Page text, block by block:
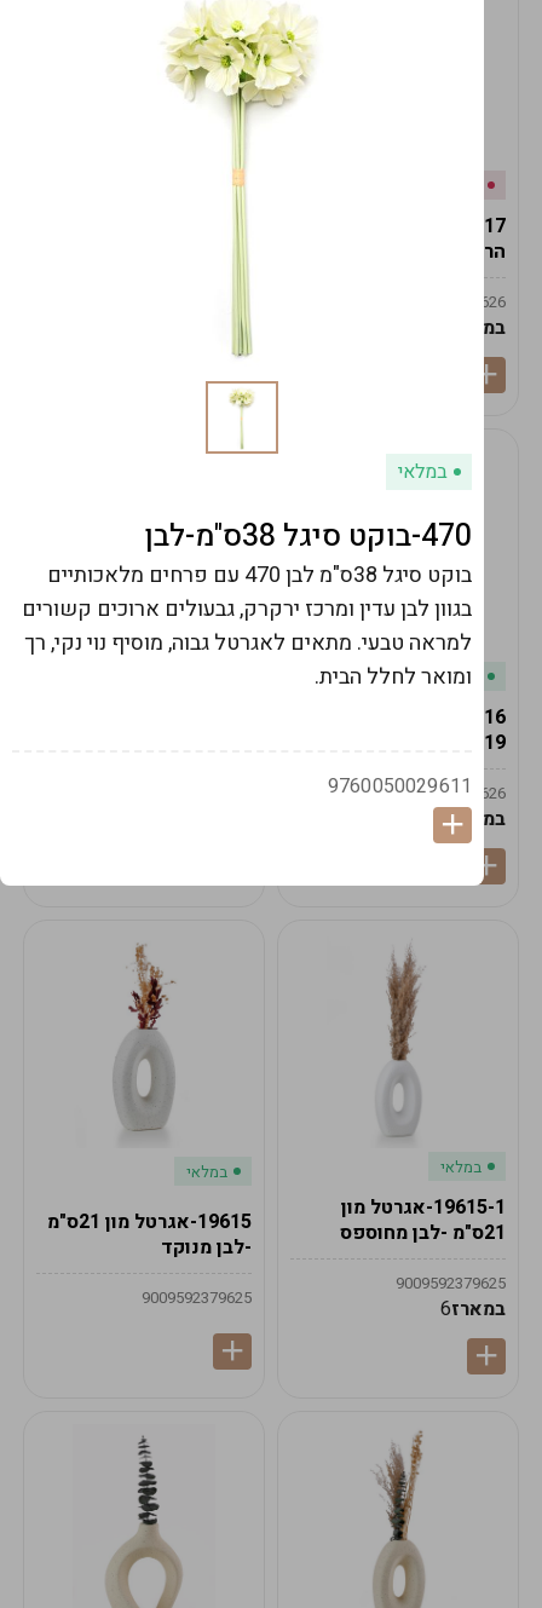
הרמס 19ס"מ -לבן נקי
9009492379626
במארז
19ס"מ -לבן מנוקד
במארז
במלאי
19ס"מ -קרם
9009492379626
במארז6
במלאי
19615-1-אגרטל מון
21ס"מ -לבן מחוספס
9009592379625
במארז6
במלאי
19615-אגרטל מון 21ס"מ
-לבן מנוקד
9009592379625
במלאי
470-בוקט סיגל 38ס"מ-לבן
בוקט סיגל 38ס"מ לבן 470 עם פרחים מלאכותיים
בגוון לבן עדין ומרכז ירקרק, גבעולים ארוכים קשורים
למראה טבעי. מתאים לאגרטל גבוה, מוסיף נוי נקי, רך
ומואר לחלל הבית.
9760050029611